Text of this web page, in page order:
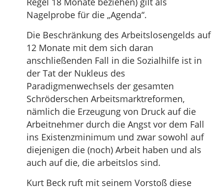
Nagelprobe für die „Agenda“.
Die Beschränkung des Arbeitslosengelds auf
12 Monate mit dem sich daran
anschließenden Fall in die Sozialhilfe ist in
der Tat der Nukleus des
Paradigmenwechsels der gesamten
Schröderschen Arbeitsmarktreformen,
nämlich die Erzeugung von Druck auf die
Arbeitnehmer durch die Angst vor dem Fall
ins Existenzminimum und zwar sowohl auf
diejenigen die (noch) Arbeit haben und als
auch auf die, die arbeitslos sind.
Kurt Beck ruft mit seinem Vorstoß diese